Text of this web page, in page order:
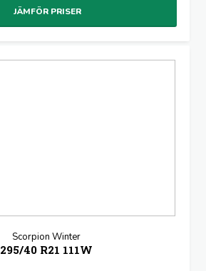
JÄMFÖR PRISER
Scorpion Winter
295/40 R21 111W